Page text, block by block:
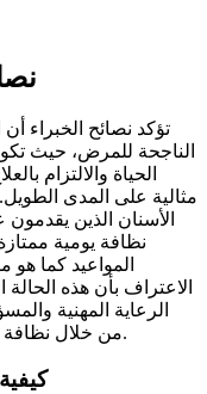
تؤكد نصائح الخبراء
الناجحة للمرض، حيث
الحياة والالتزام
مثالية على المدى
الأسنان الذين
نظافة يومية
المواعيد كما
الاعتراف بأن هذه
الرعاية المهنية
من خلال نظافة الفم السليمة وخيارات نمط الحياة الصحي.